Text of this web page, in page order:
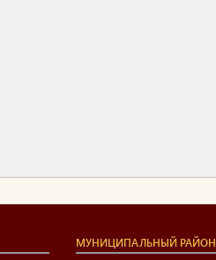
МУНИЦИПАЛЬНЫЙ РАЙОН